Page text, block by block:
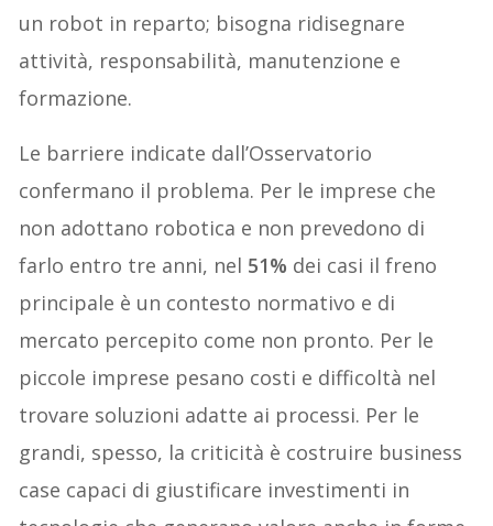
un robot in reparto; bisogna ridisegnare
attività, responsabilità, manutenzione e
formazione.
Le barriere indicate dall’Osservatorio
confermano il problema. Per le imprese che
non adottano robotica e non prevedono di
farlo entro tre anni, nel 51% dei casi il freno
principale è un contesto normativo e di
mercato percepito come non pronto. Per le
piccole imprese pesano costi e difficoltà nel
trovare soluzioni adatte ai processi. Per le
grandi, spesso, la criticità è costruire business
case capaci di giustificare investimenti in